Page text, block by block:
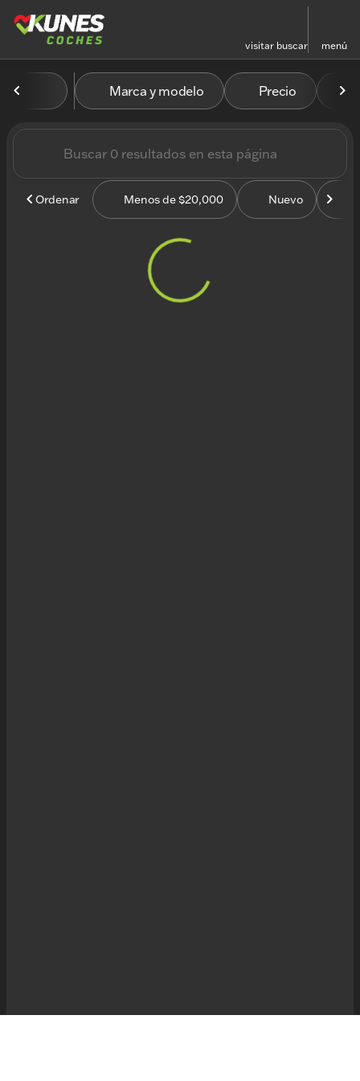
visitar buscar menú
filtrar buscar volver arriba
Vehículos en venta en
Marca y modelo Precio
Ordenar Menos de $20,000 Nuevo